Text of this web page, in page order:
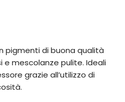
pigmenti di buona qualità
mescolanze pulite. Ideali
grazie all’utilizzo di